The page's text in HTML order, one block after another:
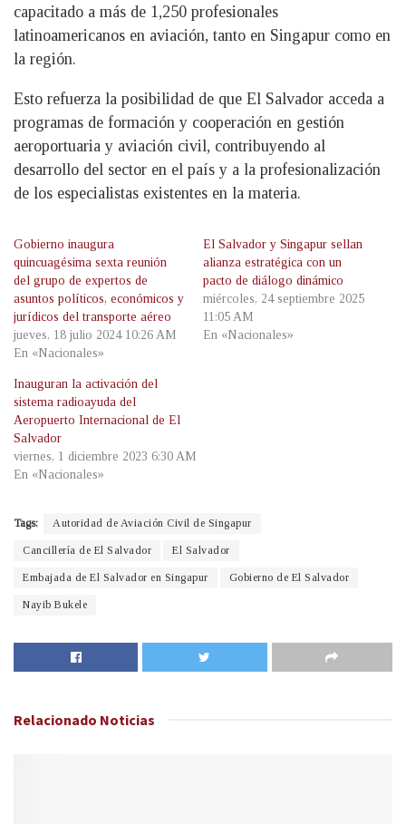
capacitado a más de 1,250 profesionales
latinoamericanos en aviación, tanto en Singapur como en
la región.
Esto refuerza la posibilidad de que El Salvador acceda a
programas de formación y cooperación en gestión
aeroportuaria y aviación civil, contribuyendo al
desarrollo del sector en el país y a la profesionalización
de los especialistas existentes en la materia.
Gobierno inaugura
quincuagésima sexta reunión
del grupo de expertos de
asuntos políticos, económicos y
jurídicos del transporte aéreo
jueves, 18 julio 2024 10:26 AM
En «Nacionales»
El Salvador y Singapur sellan
alianza estratégica con un
pacto de diálogo dinámico
miércoles, 24 septiembre 2025
11:05 AM
En «Nacionales»
Inauguran la activación del
sistema radioayuda del
Aeropuerto Internacional de El
Salvador
viernes, 1 diciembre 2023 6:30 AM
En «Nacionales»
Tags: Autoridad de Aviación Civil de Singapur
Cancillería de El Salvador El Salvador
Embajada de El Salvador en Singapur Gobierno de El Salvador
Nayib Bukele
Relacionado Noticias